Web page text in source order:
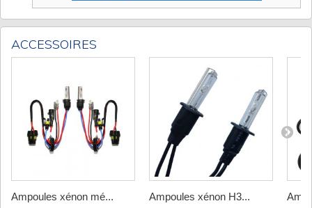
ACCESSOIRES
Ampoules xénon mé... Ampoules xénon H3...